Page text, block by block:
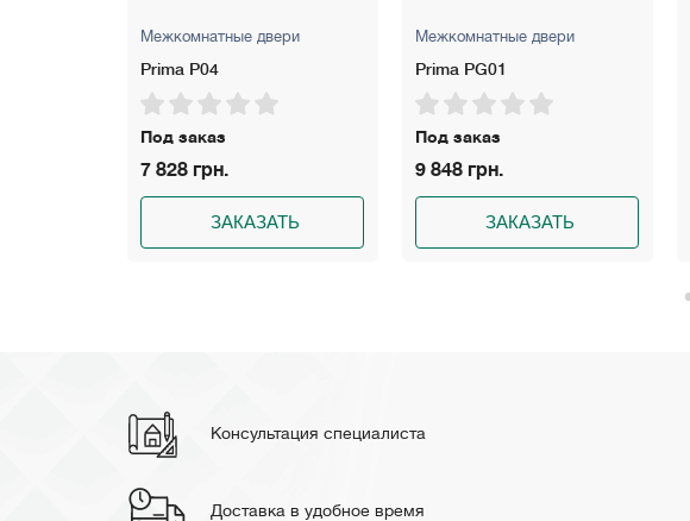
Межкомнатные двери
Prima PG01
Под заказ
9 848 грн.
ЗАКАЗАТЬ
Межкомнатные двери
Evolushion 01
Под заказ
11 262 грн.
ЗАКАЗАТЬ
Консультация специалиста
Доставка в удобное время